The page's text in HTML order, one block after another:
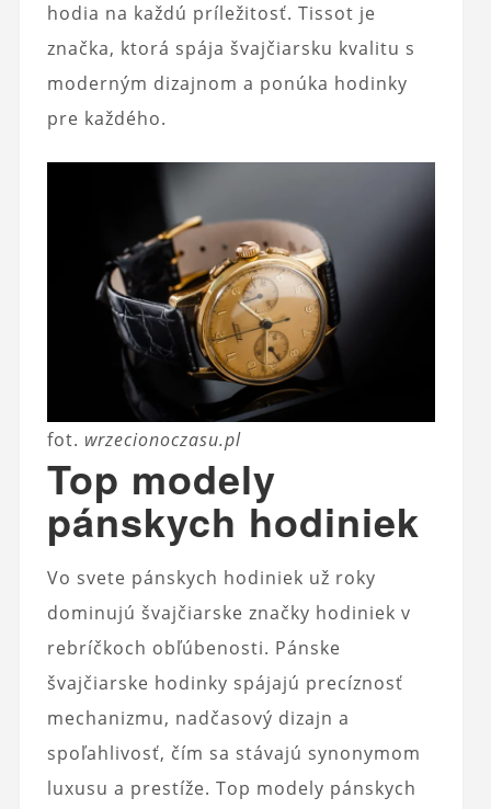
hodia na každú príležitosť. Tissot je
značka, ktorá spája švajčiarsku kvalitu s
moderným dizajnom a ponúka hodinky
pre každého.
fot. wrzecionoczasu.pl
Top modely
pánskych hodiniek
Vo svete pánskych hodiniek už roky
dominujú švajčiarske značky hodiniek v
rebríčkoch obľúbenosti. Pánske
švajčiarske hodinky spájajú precíznosť
mechanizmu, nadčasový dizajn a
spoľahlivosť, čím sa stávajú synonymom
luxusu a prestíže. Top modely pánskych